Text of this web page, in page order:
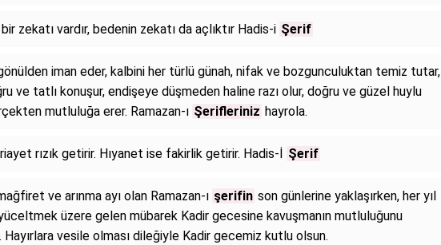
zekatı vardır, bedenin zekatı da açlıktır Hadis-i Şerif
iman eder, kalbini her türlü günah, nifak ve bozgunculuktan temiz tutar,
ve tatlı konuşur, endişeye düşmeden haline razı olur, doğru ve güzel huylu
mutluluğa erer. Ramazan-ı Şerifleriniz hayrola.
rızık getirir. Hıyanet ise fakirlik getirir. Hadis-İ Şerif
ve arınma ayı olan Ramazan-ı şerifin son günlerine yaklaşırken, her yıl
üzere gelen mübarek Kadir gecesine kavuşmanın mutluluğunu
Hayırlara vesile olması dileğiyle Kadir gecemiz kutlu olsun.